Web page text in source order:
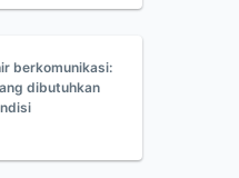
berkomunikasi:
dibutuhkan